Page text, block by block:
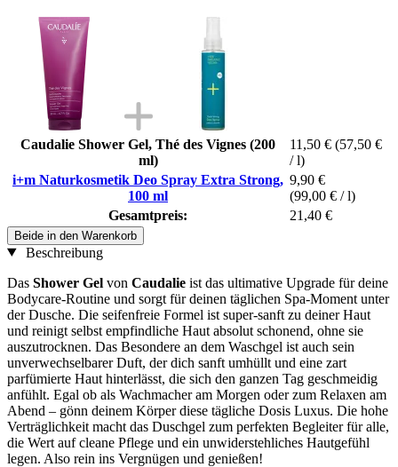
Caudalie Shower Gel, Thé des Vignes (200
ml)
11,50 € (57,50 €
/ l)
i+m Naturkosmetik Deo Spray Extra Strong,
100 ml
9,90 €
(99,00 € / l)
Gesamtpreis:
21,40 €
Beide in den Warenkorb
Beschreibung
Das Shower Gel von Caudalie ist das ultimative Upgrade für deine
Bodycare-Routine und sorgt für deinen täglichen Spa-Moment unter
der Dusche. Die seifenfreie Formel ist super-sanft zu deiner Haut
und reinigt selbst empfindliche Haut absolut schonend, ohne sie
auszutrocknen. Das Besondere an dem Waschgel ist auch sein
unverwechselbarer Duft, der dich sanft umhüllt und eine zart
parfümierte Haut hinterlässt, die sich den ganzen Tag geschmeidig
anfühlt. Egal ob als Wachmacher am Morgen oder zum Relaxen am
Abend – gönn deinem Körper diese tägliche Dosis Luxus. Die hohe
Verträglichkeit macht das Duschgel zum perfekten Begleiter für alle,
die Wert auf cleane Pflege und ein unwiderstehliches Hautgefühl
legen. Also rein ins Vergnügen und genießen!